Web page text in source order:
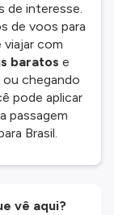
de interesse.
de voos para
com
baratos e
chegando
pode aplicar
passagem
Brasil.
vê aqui?